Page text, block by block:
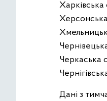
Харківська
Черкаська
Дані з